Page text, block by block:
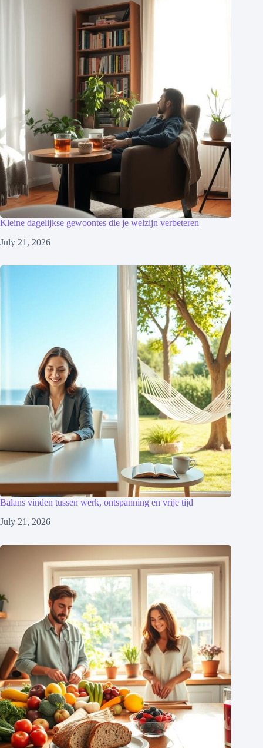
Kleine dagelijkse gewoontes die je welzijn verbeteren
July 21, 2026
Balans vinden tussen werk, ontspanning en vrije tijd
July 21, 2026